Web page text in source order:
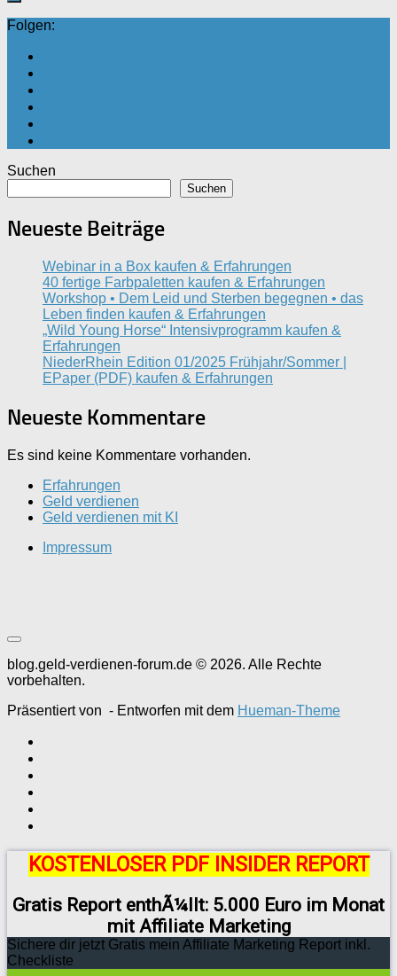
Folgen:
Suchen
Suchen
Neueste Beiträge
Webinar in a Box kaufen & Erfahrungen
40 fertige Farbpaletten kaufen & Erfahrungen
Workshop • Dem Leid und Sterben begegnen • das
Leben finden kaufen & Erfahrungen
„Wild Young Horse“ Intensivprogramm kaufen &
Erfahrungen
NiederRhein Edition 01/2025 Frühjahr/Sommer |
EPaper (PDF) kaufen & Erfahrungen
Neueste Kommentare
Es sind keine Kommentare vorhanden.
Erfahrungen
Geld verdienen
Geld verdienen mit KI
Impressum
blog.geld-verdienen-forum.de © 2026. Alle Rechte
vorbehalten.
Präsentiert von - Entworfen mit dem Hueman-Theme
KOSTENLOSER PDF INSIDER REPORT
Gratis Report enthÃ¼llt: 5.000 Euro im Monat
mit Affiliate Marketing
Sichere dir jetzt Gratis mein Affiliate Marketing Report inkl.
Checkliste